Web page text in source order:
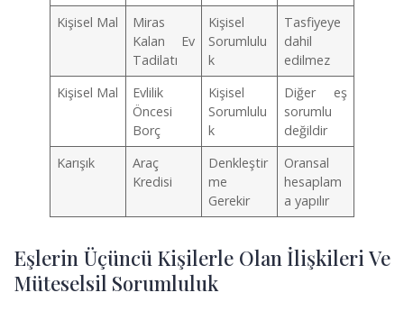
Kişisel Mal
Miras
Kalan Ev
Tadilatı
Kişisel
Sorumlulu
k
Tasfiyeye
dahil
edilmez
Kişisel Mal
Evlilik
Öncesi
Borç
Kişisel
Sorumlulu
k
Diğer eş
sorumlu
değildir
Karışık
Araç
Kredisi
Denkleştir
me
Gerekir
Oransal
hesaplam
a yapılır
Eşlerin Üçüncü Kişilerle Olan İlişkileri Ve
Müteselsil Sorumluluk